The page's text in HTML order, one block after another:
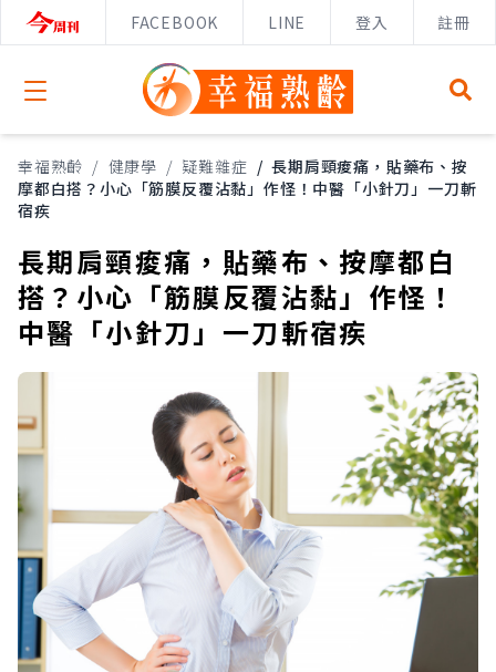
FACEBOOK LINE 登入 註冊
Open menu
幸福熟齡 / 健康學 / 疑難雜症 / 長期肩頸痠痛，貼藥布、按
摩都白搭？小心「筋膜反覆沾黏」作怪！中醫「小針刀」一刀斬
宿疾
長期肩頸痠痛，貼藥布、按摩都白
搭？小心「筋膜反覆沾黏」作怪！
中醫「小針刀」一刀斬宿疾